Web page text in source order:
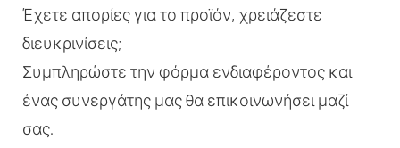
Έχετε απορίες για το προϊόν, χρειάζεστε
διευκρινίσεις;
Συμπληρώστε την φόρμα ενδιαφέροντος και
ένας συνεργάτης μας θα επικοινωνήσει μαζί
σας.